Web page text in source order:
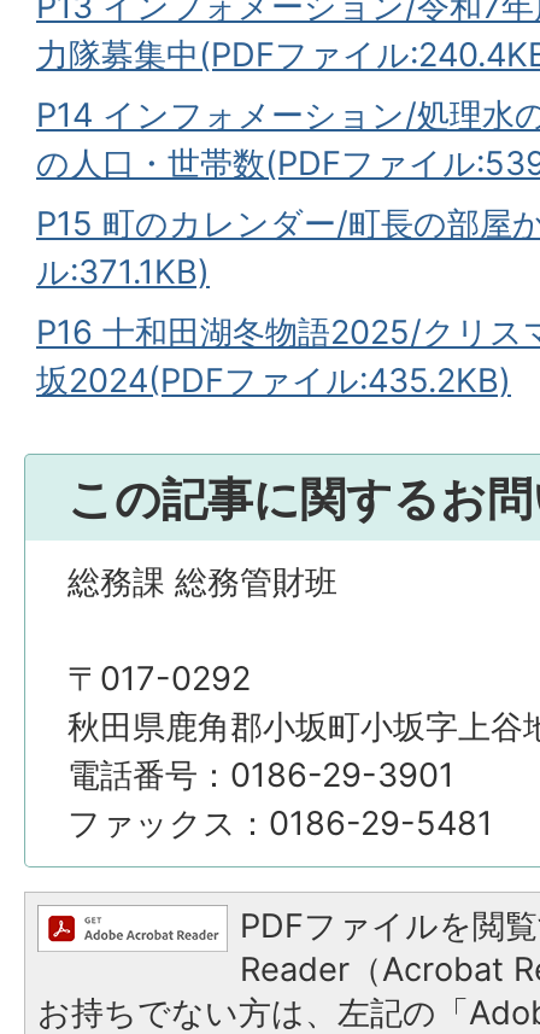
力隊募集中(PDFファイル
P14 インフォメーション/処理水
の人口・世帯数(PDFファイル
P15 町のカレンダー/町長の部屋
ル:371.1KB)
P16 十和田湖冬物語2025/クリス
坂2024(PDFファイル:435.2KB)
この記事に関するお
総務課 総務管財班
〒017-0292
秋田県鹿角郡小坂町小坂字上谷
電話番号：0186-29-3901
ファックス：0186-29-5481
PDFファイルを閲
Reader（Acrobat
お持ちでない方は、左記の「